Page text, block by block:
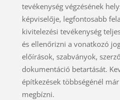
tevékenység végzésének
képviselője, legfontosabb
kivitelezési tevékenység
és ellenőrizni a vonatkozó
előírások, szabványok,
dokumentáció betartását.
építkezések többségénél
megbízni.